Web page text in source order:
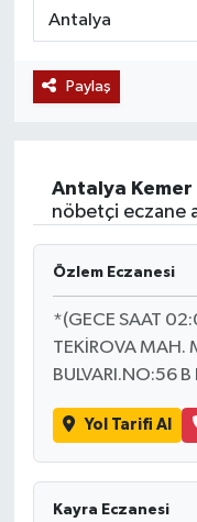
Paylaş
Antalya Kemer
nöbetçi eczane
Özlem Eczanesi
*(GECE SAAT
TEKİROVA MAH.
BULVARI.NO:56 B
Yol Tarifi Al
Kayra Eczanesi
Siyaset
Teknoloji
Muş
Hasköy
Korkut
Bulanık
Malazgirt
Varto